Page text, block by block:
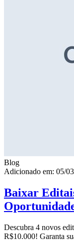
Blog
Adicionado em: 05/
Baixar
Descubra 4 novos
R$10.000! Garanta